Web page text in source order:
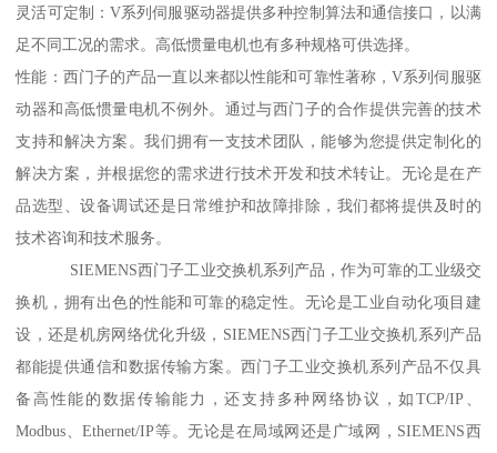
灵活可定制：V系列伺服驱动器提供多种控制算法和通信接口，以满
足不同工况的需求。高低惯量电机也有多种规格可供选择。
性能：西门子的产品一直以来都以性能和可靠性著称，V系列伺服驱
动器和高低惯量电机不例外。通过与西门子的合作提供完善的技术
支持和解决方案。我们拥有一支技术团队，能够为您提供定制化的
解决方案，并根据您的需求进行技术开发和技术转让。无论是在产
品选型、设备调试还是日常维护和故障排除，我们都将提供及时的
技术咨询和技术服务。
SIEMENS西门子工业交换机系列产品，作为可靠的工业级交
换机，拥有出色的性能和可靠的稳定性。无论是工业自动化项目建
设，还是机房网络优化升级，SIEMENS西门子工业交换机系列产品
都能提供通信和数据传输方案。西门子工业交换机系列产品不仅具
备高性能的数据传输能力，还支持多种网络协议，如TCP/IP、
Modbus、Ethernet/IP等。无论是在局域网还是广域网，SIEMENS西